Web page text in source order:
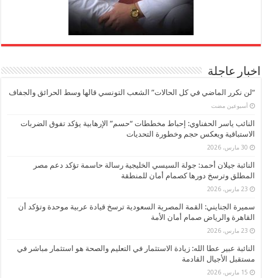
اخبار عاجلة
“لن نكرر الماضي في كل الحالات” الشعب التونسي قالها وسط الحرائق والجفاف
‏أسبوعين مضت
النائب ياسر الحفناوي: إحباط مخططات “حسم” الإرهابية يؤكد تفوق الضربات
الاستباقية ويعكس حجم وخطورة التحديات
30 مارس، 2026
النائبة جيلان أحمد: جولة السيسي الخليجية رسالة حاسمة تؤكد دعم مصر
المطلق وترسخ دورها كصمام أمان للمنطقة
23 مارس، 2026
سميرة الجنايني: القمة المصرية السعودية ترسخ قيادة عربية موحدة وتؤكد أن
القاهرة والرياض صمام أمان الأمة
23 مارس، 2026
النائبة عبير عطا الله: زيادة الاستثمار في التعليم والصحة هو استثمار مباشر في
مستقبل الأجيال القادمة
15 مارس، 2026